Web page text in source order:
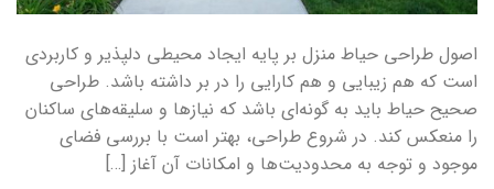
اصول طراحی حیاط منزل بر پایه ایجاد محیطی دلپذیر و کاربردی
است که هم زیبایی و هم کارایی را در بر داشته باشد. طراحی
صحیح حیاط باید به گونه‌ای باشد که نیازها و سلیقه‌های ساکنان
را منعکس کند. در شروع طراحی، بهتر است با بررسی فضای
موجود و توجه به محدودیت‌ها و امکانات آن آغاز […]